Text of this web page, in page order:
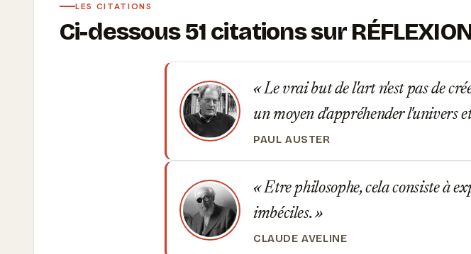
LES CITATIONS
Ci-dessous 51 citations sur
Le vrai but de l'art n'est pas de
un moyen d'appréhender l'univers
PAUL AUSTER
Etre philosophe, cela consiste à
imbéciles.
CLAUDE AVELINE